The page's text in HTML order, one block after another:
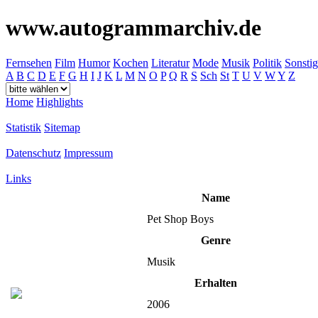
www.autogrammarchiv.de
Fernsehen Film Humor Kochen Literatur Mode Musik Politik
A B C D E F G H I J K L M N O P Q R S Sch St T U V WY Z
Home Highlights
Statistik Sitemap
Datenschutz Impressum
Links
Name
Pet Shop Boys
Genre
Musik
Erhalten
2006